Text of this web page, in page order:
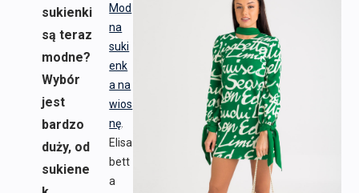
Mod
na
suki
enk
a na
wios
nę
Elisa
bett
a
sukienki
są teraz
modne?
Wybór
jest
bardzo
duży, od
sukiene